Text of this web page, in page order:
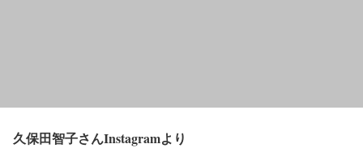
久保田智子さんInstagramより